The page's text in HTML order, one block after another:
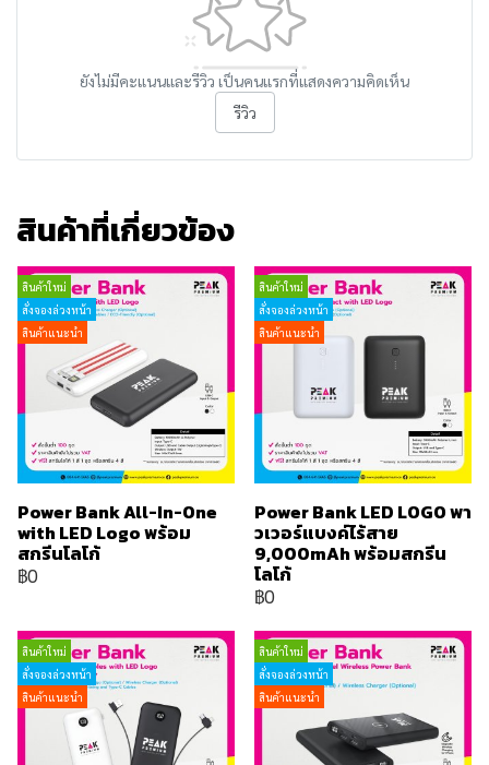
ยังไม่มีคะแนนและรีวิว เป็นคนแรกที่แสดงความคิดเห็น
รีวิว
สินค้าที่เกี่ยวข้อง
สินค้าใหม่
สั่งจองล่วงหน้า
สินค้าแนะนำ
Power Bank All-In-One
with LED Logo พร้อม
สกรีนโลโก้
฿0
สินค้าใหม่
สั่งจองล่วงหน้า
สินค้าแนะนำ
Power Bank LED LOGO พา
วเวอร์แบงค์ไร้สาย
9,000mAh พร้อมสกรีน
โลโก้
฿0
สินค้าใหม่
สั่งจองล่วงหน้า
สินค้าแนะนำ
สินค้าใหม่
สั่งจองล่วงหน้า
สินค้าแนะนำ